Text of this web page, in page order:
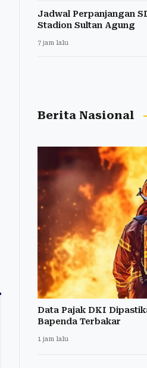
Jadwal Perpanjangan
Stadion Sultan Agung
7 jam lalu
Berita Nasional
Data Pajak DKI
Bapenda Terbakar
1 jam lalu